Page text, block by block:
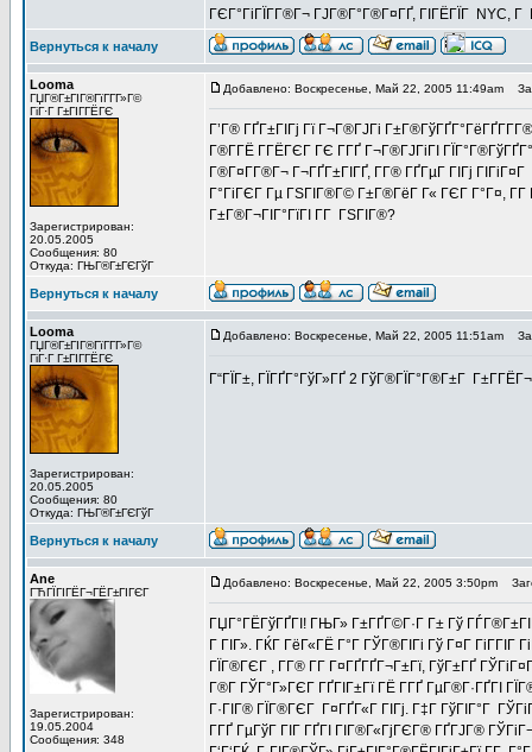
ГЄГ°ГіГЇГ­Г®Г¬ ГЈГ®Г°Г®Г¤ГҐ, ГІГЁГЇГ NYC,
Вернуться к началу
Looma
ГЏГ®Г±ГІГ®ГїГ­Г­Г»Г©
ГіГ·Г Г±ГІГ­ГЁГЄ
Зарегистрирован:
20.05.2005
Сообщения: 80
Откуда: ГЊГ®Г±ГЄГўГ
Добавлено: Воскресенье, Май 22, 2005 11:49am
Г’Г® ГҐГ±ГІГј Гї Г¬Г®ГЈГі
Г®Г­ГЁ Г­ГЁГЄГ ГЄ Г­ГҐ Г¬Г®ГЈГіГІ
Г®Г¤Г­Г®Г¬ Г¬ГҐГ±ГІГҐ, Г­Г® ГҐГµГ ГІГј
Г°ГіГЄГ Гµ ГЅГІГ®Г© Г±Г®ГёГ Г« ГЄГ Г°Г¤, Г­Г
Г±Г®Г¬ГІГ°ГїГІ Г­Г ГЅГІГ®?
Вернуться к началу
Looma
ГЏГ®Г±ГІГ®ГїГ­Г­Г»Г©
ГіГ·Г Г±ГІГ­ГЁГЄ
Зарегистрирован:
20.05.2005
Сообщения: 80
Откуда: ГЊГ®Г±ГЄГўГ
Добавлено: Воскресенье, Май 22, 2005 11:51am
Г“ГЇГ±, ГЇГҐГ°ГўГ»ГҐ 2 ГўГ®ГЇГ°Г®Г±Г
Вернуться к началу
Ane
ГЋГЇГІГЁГ¬ГЁГ±ГІГЄГ
Зарегистрирован:
19.05.2004
Сообщения: 348
Добавлено: Воскресенье, Май 22, 2005 3:50pm
ГЏГ°ГЁГўГҐГІ! ГЊГ» Г±ГҐГ©Г·Г Г± Гў
Г ГІГ». ГЌГ ГёГ«ГЁ Г°Г ГЎГ®ГІГі Гў Г¤Г
ГЇГ®ГЄГ , Г­Г® Г­Г Г¤ГҐГҐГ¬Г±Гї, ГўГ±ГҐ
Г®Г­ ГЎГ°Г»ГЄГ ГҐГІГ±Гї ГЁ Г­ГҐ ГµГ®Г·ГҐГІ
Г·ГІГ® ГЇГ®ГЄГ Г¤ГҐГ«Г ГІГј. Г‡Г ГўГІГ°Г
Г­ГҐ ГµГўГ ГІГ ГҐГІ ГІГ®Г«ГјГЄГ® ГҐГЈГ®